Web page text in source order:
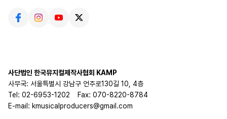
사단법인 한국뮤지컬제작사협회 KAMP
사무국: 서울특별시 강남구 언주로130길 10, 4층
Tel: 02-6953-1202
Fax: 070-8220-8784
E-mail: kmusicalproducers@gmail.com